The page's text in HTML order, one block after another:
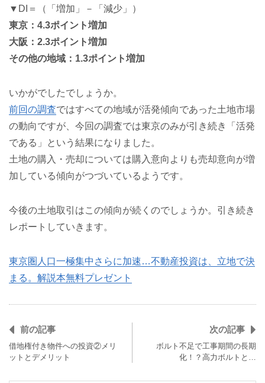
▼DI＝（「増加」－「減少」）
東京：4.3ポイント増加
大阪：2.3ポイント増加
その他の地域：1.3ポイント増加
いかがでしたでしょうか。
前回の調査ではすべての地域が活発傾向であった土地市場
の動向ですが、今回の調査では東京のみが引き続き「活発
である」という結果になりました。
土地の購入・売却については購入意向よりも売却意向が増
加している傾向がつづいているようです。
今後の土地取引はこの傾向が続くのでしょうか。引き続き
レポートしていきます。
東京圏人口一極集中さらに加速…不動産投資は、立地で決
まる。解説本無料プレゼント
前の記事
借地権付き物件への投資②メリ
ットとデメリット
次の記事
ボルト不足で工事期間の長期
化！？高力ボルトと…